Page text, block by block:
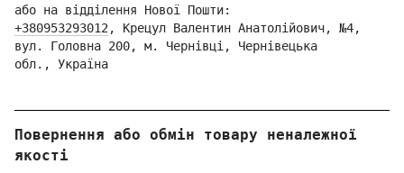
або на відділення Нової Пошти:
+380953293012 , Крецул Валентин Анатолійович, №4,
вул. Головна 200, м. Чернівці, Чернівецька
обл., Україна
Повернення або обмін товару неналежної
якості